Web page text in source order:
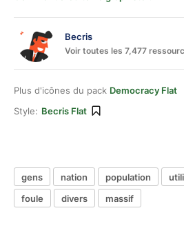
Becris
Voir toutes les 7,477
Plus d'icônes du pack Democracy Flat
Style: Becris Flat
gens nation population
foule
divers massif